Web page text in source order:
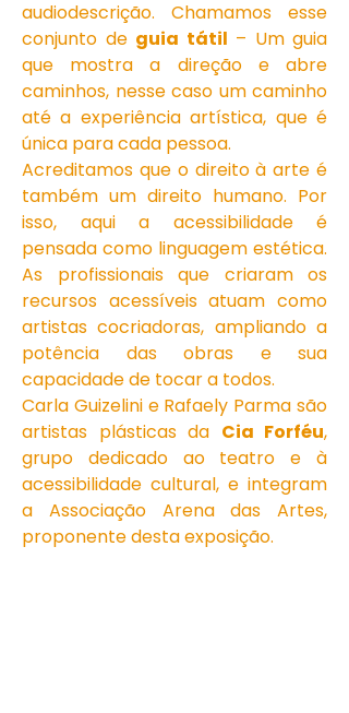
audiodescrição. Chamamos esse
conjunto de guia tátil – Um guia
que mostra a direção e abre
caminhos, nesse caso um caminho
até a experiência artística, que é
única para cada pessoa.
Acreditamos que o direito à arte é
também um direito humano. Por
isso, aqui a acessibilidade é
pensada como linguagem estética.
As profissionais que criaram os
recursos acessíveis atuam como
artistas cocriadoras, ampliando a
potência das obras e sua
capacidade de tocar a todos.
Carla Guizelini e Rafaely Parma são
artistas plásticas da Cia Forféu,
grupo dedicado ao teatro e à
acessibilidade cultural, e integram
a Associação Arena das Artes,
proponente desta exposição.